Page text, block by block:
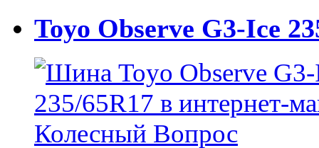
Toyo Observe G3-Ice